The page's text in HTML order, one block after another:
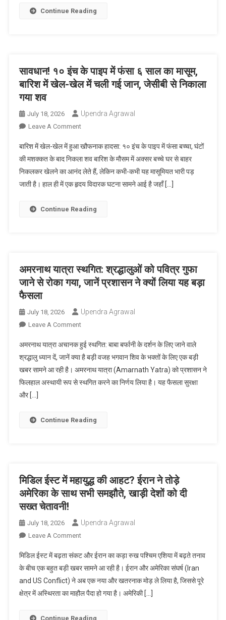
जिलों
अलर्ट
और
45
में
बिजली
की
चेतावनी
जारी
Continue Reading
सावधान! १० इंच के पाइप में फंसा ६ साल का मासूम,
बारिश में खेल-खेल में चली गई जान, जेसीबी से निकाला
गया शव
July 18, 2026 Upendra Agrawal
Leave A CommentOn
१०
इंच
के
पाइप
फंसा
बारिश
खेल-
में
चली
जान,
जेसीबी
से
निकाला
बारिश में खेल-खेल में हुआ खौफनाक हादसा: १० इंच के पाइप में फंसा बच्चा, घंटों
की मशक्कत के बाद निकला शव बारिश के मौसम में अक्सर बच्चे घर से बाहर
निकलकर खेलने का आनंद लेते हैं, लेकिन कभी-कभी यह मासूमियत भारी पड़
जाती है। हाल ही में एक हृदय विदारक घटना सामने आई है जहाँ […]
Continue Reading
अमरनाथ यात्रा स्थगित: श्रद्धालुओं को पवित्र गुफा
जाने से रोका गया, जानें प्रशासन ने क्यों लिया यह बड़ा
फैसला
July 18, 2026 Upendra Agrawal
Leave A CommentOn
यात्रा
स्थगित:
श्रद्धालुओं
को
जाने
प्रशासन
क्यों
यह
बड़ा
अमरनाथ यात्रा अचानक हुई स्थगित: बाबा बर्फानी के दर्शन के लिए जाने वाले
श्रद्धालु ध्यान दें, जानें क्या है बड़ी वजह भगवान शिव के भक्तों के लिए एक बड़ी
खबर सामने आ रही है। अमरनाथ यात्रा (Amarnath Yatra) को प्रशासन ने
फिलहाल अस्थायी रूप से स्थगित करने का निर्णय लिया है। यह फैसला सुरक्षा
और […]
Continue Reading
मिडिल ईस्ट में महायुद्ध की आहट? ईरान ने तोड़े
अमेरिका के साथ सभी समझौते, खाड़ी देशों को दी
सख्त चेतावनी!
July 18, 2026 Upendra Agrawal
Leave A CommentOn
ईस्ट
में
महायुद्ध
की
ईरान
मिडिल ईस्ट में बढ़ता संकट और ईरान का कड़ा रुख पश्चिम एशिया में बढ़ते तनाव
के बीच एक बहुत बड़ी खबर सामने आ रही है। ईरान और अमेरिका संघर्ष (Iran
and US Conflict) ने अब एक नया और खतरनाक मोड़ ले लिया है, जिससे पूरे
क्षेत्र में अस्थिरता का माहौल पैदा हो गया है। अमेरिकी […]
Continue Reading